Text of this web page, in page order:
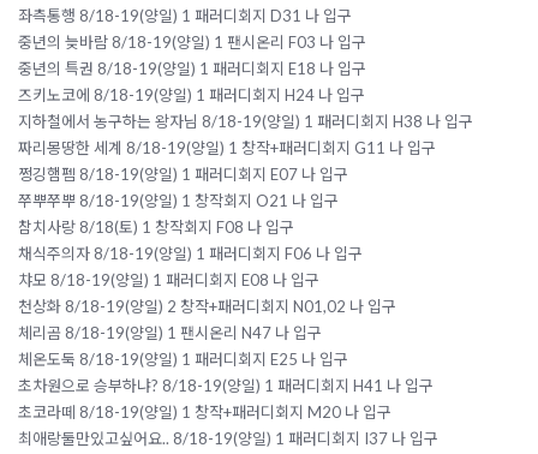
좌측통행 8/18-19(양일) 1 패러디회지 D31 나 입구
중년의 늦바람 8/18-19(양일) 1 팬시온리 F03 나 입구
중년의 특권 8/18-19(양일) 1 패러디회지 E18 나 입구
즈키노코에 8/18-19(양일) 1 패러디회지 H24 나 입구
지하철에서 농구하는 왕자님 8/18-19(양일) 1 패러디회지 H38 나 입구
짜리몽땅한 세계 8/18-19(양일) 1 창작+패러디회지 G11 나 입구
쩡깅햄펨 8/18-19(양일) 1 패러디회지 E07 나 입구
쭈뿌쭈뿌 8/18-19(양일) 1 창작회지 O21 나 입구
참치사랑 8/18(토) 1 창작회지 F08 나 입구
채식주의자 8/18-19(양일) 1 패러디회지 F06 나 입구
챠모 8/18-19(양일) 1 패러디회지 E08 나 입구
천상화 8/18-19(양일) 2 창작+패러디회지 N01,02 나 입구
체리곰 8/18-19(양일) 1 팬시온리 N47 나 입구
체온도둑 8/18-19(양일) 1 패러디회지 E25 나 입구
초차원으로 승부하냐? 8/18-19(양일) 1 패러디회지 H41 나 입구
초코라떼 8/18-19(양일) 1 창작+패러디회지 M20 나 입구
최애랑둘만있고싶어요.. 8/18-19(양일) 1 패러디회지 I37 나 입구